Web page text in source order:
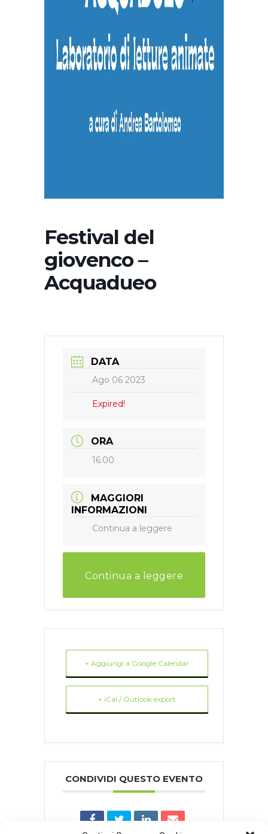
Festival del
giovenco –
Acquadueo
DATA
Ago 06 2023
Expired!
ORA
16:00
MAGGIORI
INFORMAZIONI
Continua a leggere
Continua a leggere
+ Aggiungi a Google Calendar
+ iCal / Outlook export
CONDIVIDI QUESTO EVENTO